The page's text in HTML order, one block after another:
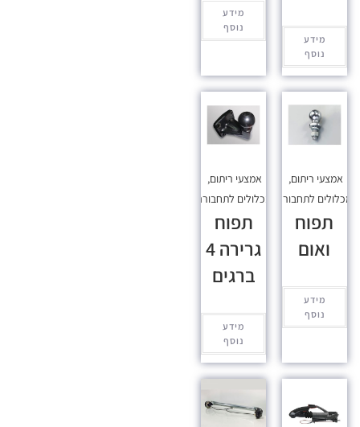
מידע
נוסף
מידע
נוסף
אמצעי ריתום,
מכלולים לתחבורה
תפוח
ואום
מידע
נוסף
אמצעי ריתום,
מכלולים לתחבורה
תפוח
גרירה 4
ברגים
מידע
נוסף